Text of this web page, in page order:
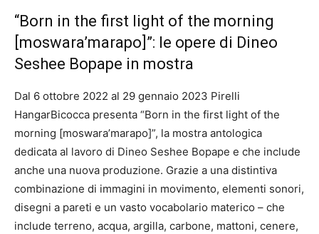
“Born in the first light of the morning
[moswara’marapo]”: le opere di Dineo
Seshee Bopape in mostra
Dal 6 ottobre 2022 al 29 gennaio 2023 Pirelli
HangarBicocca presenta “Born in the first light of the
morning [moswara’marapo]”, la mostra antologica
dedicata al lavoro di Dineo Seshee Bopape e che include
anche una nuova produzione. Grazie a una distintiva
combinazione di immagini in movimento, elementi sonori,
disegni a pareti e un vasto vocabolario materico – che
include terreno, acqua, argilla, carbone, mattoni, cenere,